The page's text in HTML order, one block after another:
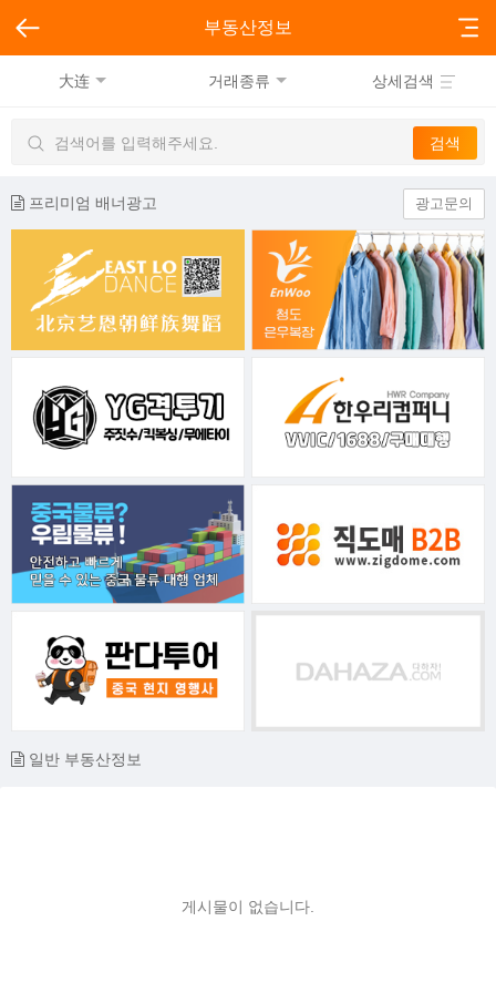
부동산정보
大连 거래종류 상세검색
프리미엄 배너광고 광고문의
일반 부동산정보
게시물이 없습니다.